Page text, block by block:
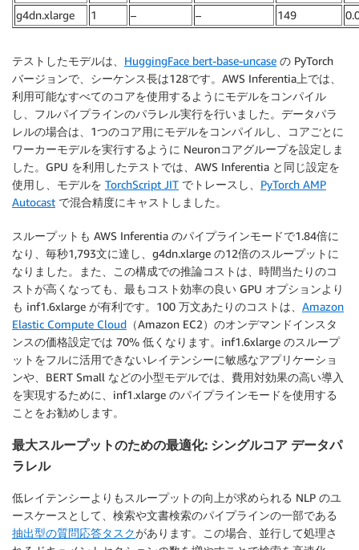
g4dn.xlarge 1 – – 149
テストしたモデルは、 HuggingFace bert-base-uncase の PyTorch
バージョンで、シーケンス長は128です。AWS Inferentia上では、
利用可能なすべてのコアを使用するようにモデルをコンパイル
し、フルパイプラインのパラレル実行を行いました。データパラ
レルの場合は、1つのコア用にモデルをコンパイルし、コアごとに
ワーカーモデルを実行するように Neuronコアグループを設定しま
した。GPU を利用したテストでは、AWS Inferentia と同じ設定を
使用し、モデルを TorchScript JIT でトレースし、 PyTorch AMP
Autocast で混合精度にキャストしました。
スループットも AWS Inferentia のパイプラインモードで1.84倍に
なり、毎秒1,793文に達し、g4dn.xlarge の12倍のスループットに
なりました。また、この構成での推論コストは、時間当たりのコ
ストが高くなっても、最もコスト効率の良い GPU オプションより
も inf1.6xlarge が有利です。100 万文あたりのコストは、 Amazon
Elastic Compute Cloud （Amazon EC2）のオンデマンドインスタ
ンスの価格設定では 70% 低くなります。inf1.6xlarge のスループ
ットをフルに活用できないレイテンシーに敏感なアプリケーショ
ンや、BERT Small などの小型モデルでは、費用対効果の高い導入
を実現するために、inf1.xlarge のパイプラインモードを使用する
ことをお勧めします。
最大スループットのための最適化: シングルコア データパ
ラレル
低レイテンシーよりもスループットの向上が求められる NLP のユ
ースケースとして、検索や文書検索のパイプラインの一部である
抽出型の質問応答タスクがあります。この場合、並行して処理さ